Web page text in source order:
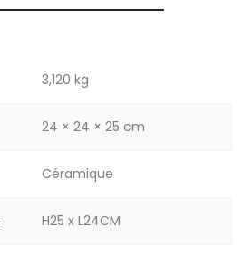
3,120 kg
24 × 24 × 25 cm
Céramique
H25 x L24CM